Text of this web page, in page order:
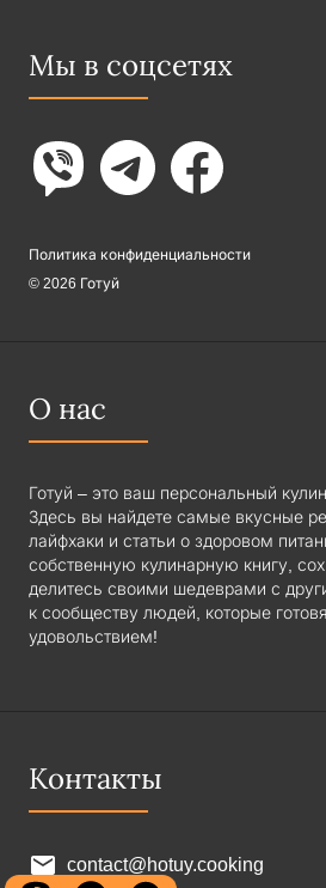
Мы в соцсетях
Политика конфиденциальности
© 2026 Готуй
О нас
Готуй – это ваш персональный
Здесь вы найдете самые вкусные
лайфхаки и статьи о здоровом
собственную кулинарную книгу,
делитесь своими шедеврами с
к сообществу людей, которые
удовольствием!
Контакты
contact@hotuy.cooking